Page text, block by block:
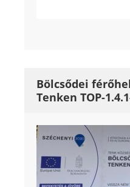
Bölcsődei
Tenken TOP-